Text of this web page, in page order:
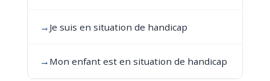
→ Je suis en situation de handicap
→ Mon enfant est en situation de handicap